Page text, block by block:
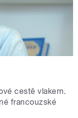
cestě vlakem.
francouzské